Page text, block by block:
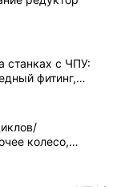
станках с ЧПУ:
фитинг,
клапан,
колесо,